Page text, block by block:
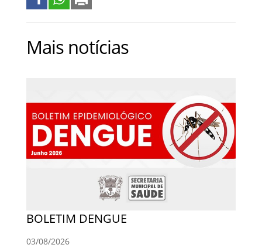
Mais notícias
BOLETIM DENGUE
03/08/2026